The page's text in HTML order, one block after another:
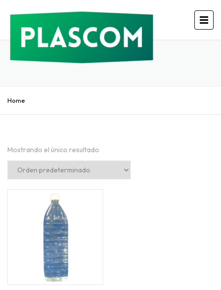
Home
Mostrando el único resultado